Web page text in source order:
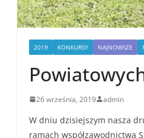
2019 KONKURSY NAJNOWSZE
26 września, 2019 admin
W dniu dzisiejszym nasza
ramach współzawodnictwa